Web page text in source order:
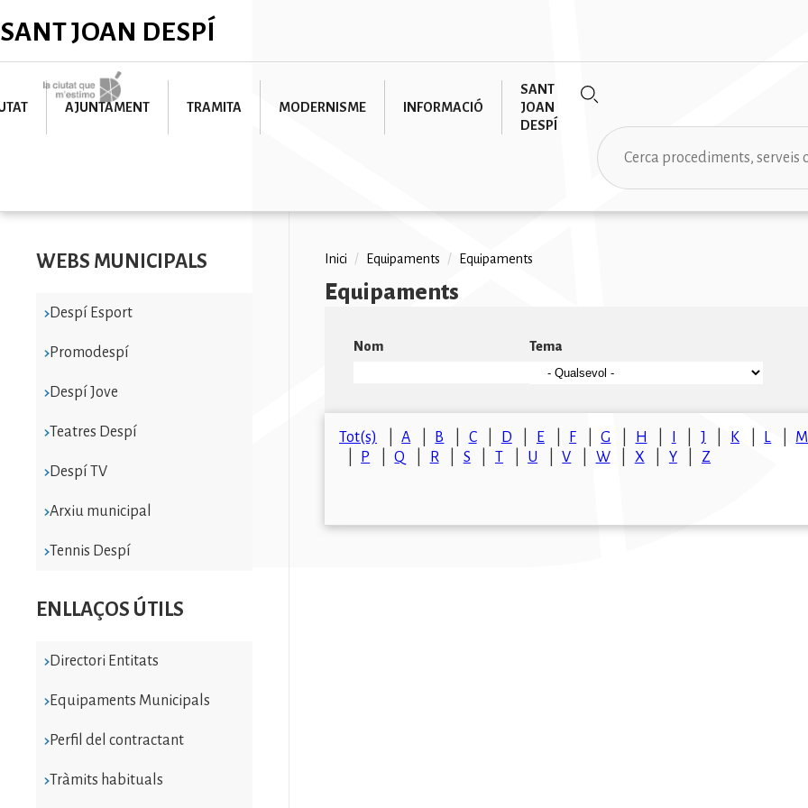
al
SANT JOAN DESPÍ
Imatge
AJUNTAMENT TRAMITA MODERNISME INFORMACIÓ
SANT
JOAN
DESPÍ
Cerca
WEBS MUNICIPALS
Despí Esport
Promodespí
Despí Jove
Teatres Despí
Despí TV
Arxiu municipal
Tennis Despí
ENLLAÇOS ÚTILS
Directori Entitats
Equipaments Municipals
Perfil del contractant
Tràmits habituals
Fil
d'ariadna
Inici / Equipaments / Equipaments
Equipaments
Nom Tema
Tot(s) A B C D E F G H J K L M
P
Q R S T U V W X Y Z